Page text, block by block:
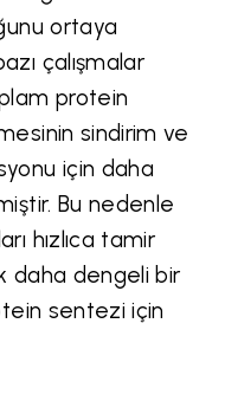
ortaya
çalışmalar
protein
sindirim ve
için daha
Bu nedenle
hızlıca tamir
daha dengeli bir
sentezi için